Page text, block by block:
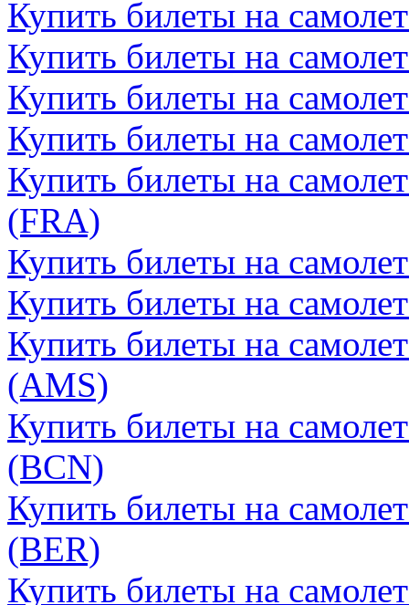
Купить билеты на
Купить билеты на
Купить билеты на
Купить билеты на
Купить билеты на
(FRA)
Купить билеты на
Купить билеты на
Купить билеты на
(AMS)
Купить билеты на
(BCN)
Купить билеты на
(BER)
Купить билеты на